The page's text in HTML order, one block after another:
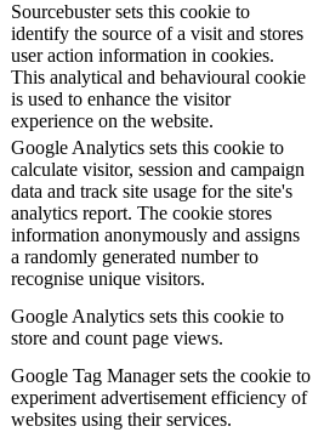
Sourcebuster sets this cookie to
identify the source of a visit and stores
user action information in cookies.
This analytical and behavioural cookie
is used to enhance the visitor
experience on the website.
Google Analytics sets this cookie to
calculate visitor, session and campaign
data and track site usage for the site's
analytics report. The cookie stores
information anonymously and assigns
a randomly generated number to
recognise unique visitors.
Google Analytics sets this cookie to
store and count page views.
Google Tag Manager sets the cookie to
experiment advertisement efficiency of
websites using their services.